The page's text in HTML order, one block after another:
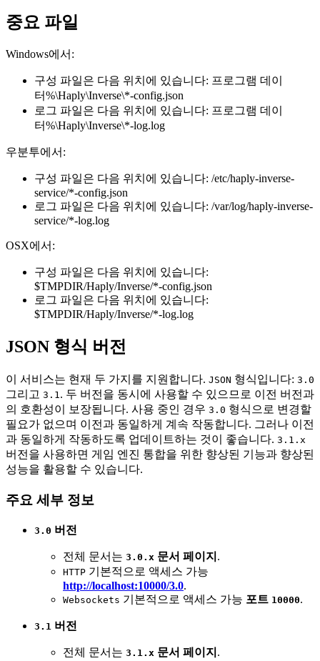
중요 파일
Windows에서:
구성 파일은 다음 위치에 있습니다: 프로그램 데이
터%\Haply\Inverse\*-config.json
로그 파일은 다음 위치에 있습니다: 프로그램 데이
터%\Haply\Inverse\*-log.log
우분투에서:
구성 파일은 다음 위치에 있습니다: /etc/haply-inverse-
service/*-config.json
로그 파일은 다음 위치에 있습니다: /var/log/haply-inverse-
service/*-log.log
OSX에서:
구성 파일은 다음 위치에 있습니다:
$TMPDIR/Haply/Inverse/*-config.json
로그 파일은 다음 위치에 있습니다:
$TMPDIR/Haply/Inverse/*-log.log
JSON 형식 버전
이 서비스는 현재 두 가지를 지원합니다. JSON 형식입니다: 3.0
그리고 3.1. 두 버전을 동시에 사용할 수 있으므로 이전 버전과
의 호환성이 보장됩니다. 사용 중인 경우 3.0 형식으로 변경할
필요가 없으며 이전과 동일하게 계속 작동합니다. 그러나 이전
과 동일하게 작동하도록 업데이트하는 것이 좋습니다. 3.1.x
버전을 사용하면 게임 엔진 통합을 위한 향상된 기능과 향상된
성능을 활용할 수 있습니다.
주요 세부 정보
3.0 버전
전체 문서는 3.0.x 문서 페이지 .
HTTP 기본적으로 액세스 가능
http://localhost:10000/3.0.
Websockets 기본적으로 액세스 가능 포트 10000.
3.1 버전
전체 문서는 3.1.x 문서 페이지 .